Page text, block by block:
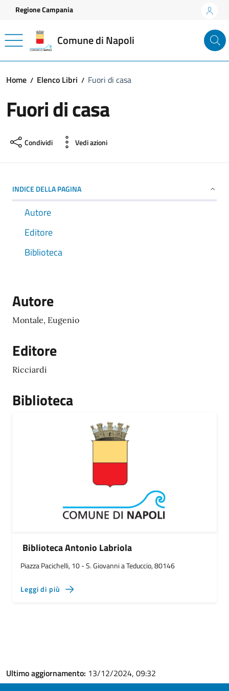
Vai ai contenuti
Vai al footer
Regione Campania
Comune di Napoli
Home Elenco Libri Fuori di casa
Fuori di casa
Condividi Vedi azioni
INDICE DELLA PAGINA
Autore
Editore
Biblioteca
Autore
Montale, Eugenio
Editore
Ricciardi
Biblioteca
Biblioteca Antonio Labriola
Piazza Pacichelli, 10 - S. Giovanni a Teduccio, 80146
Leggi di più
Ultimo aggiornamento: 13/12/2024, 09:32